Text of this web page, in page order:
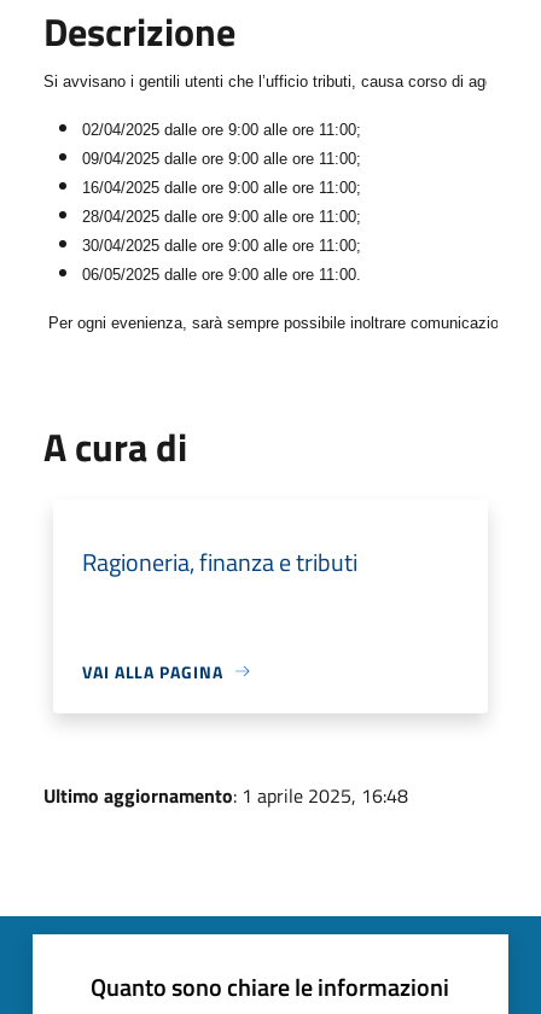
Descrizione
Si avvisano i gentili utenti che l’ufficio tributi, causa corso di
02/04/2025 dalle ore 9:00 alle ore 11:00;
09/04/2025 dalle ore 9:00 alle ore 11:00;
16/04/2025 dalle ore 9:00 alle ore 11:00;
28/04/2025 dalle ore 9:00 alle ore 11:00;
30/04/2025 dalle ore 9:00 alle ore 11:00;
06/05/2025 dalle ore 9:00 alle ore 11:00.
Per ogni evenienza, sarà sempre possibile inoltrare comunicazioni
A cura di
Ragioneria, finanza e tributi
VAI ALLA PAGINA
Ultimo aggiornamento: 1 aprile 2025, 16:48
Quanto sono chiare le informazioni